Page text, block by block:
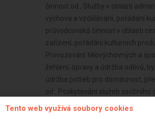
Tento web využívá soubory cookies